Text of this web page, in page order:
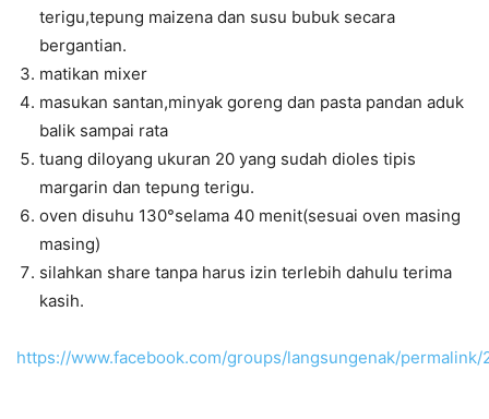
terigu,tepung maizena dan susu bubuk secara
bergantian.
matikan mixer
masukan santan,minyak goreng dan pasta pandan aduk
balik sampai rata
tuang diloyang ukuran 20 yang sudah dioles tipis
margarin dan tepung terigu.
oven disuhu 130°selama 40 menit(sesuai oven masing
masing)
silahkan share tanpa harus izin terlebih dahulu terima
kasih.
https://www.facebook.com/groups/langsungenak/